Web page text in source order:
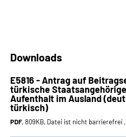
Downloads
E5816 - Antrag auf
türkische
Aufenthalt im Ausland
türkisch)
PDF, 809KB, Datei ist nicht barrierefrei